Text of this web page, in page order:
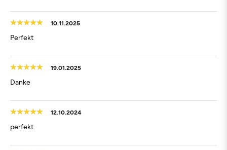
10.11.2025
Perfekt
19.01.2025
Danke
12.10.2024
perfekt